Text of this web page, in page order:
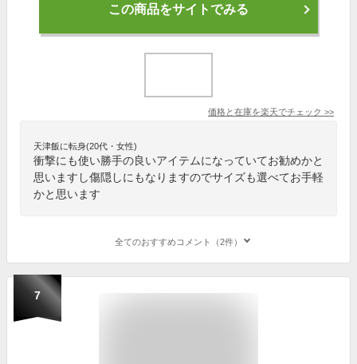
この商品をサイトでみる
価格と在庫を楽天でチェック >>
天津飯に転身(20代・女性)
衝撃にも使い勝手の良いアイテムになっていてお勧めかと
思いますし傷隠しにもなりますのでサイズも選べてお手軽
かと思います
全てのおすすめコメント（2件）
7